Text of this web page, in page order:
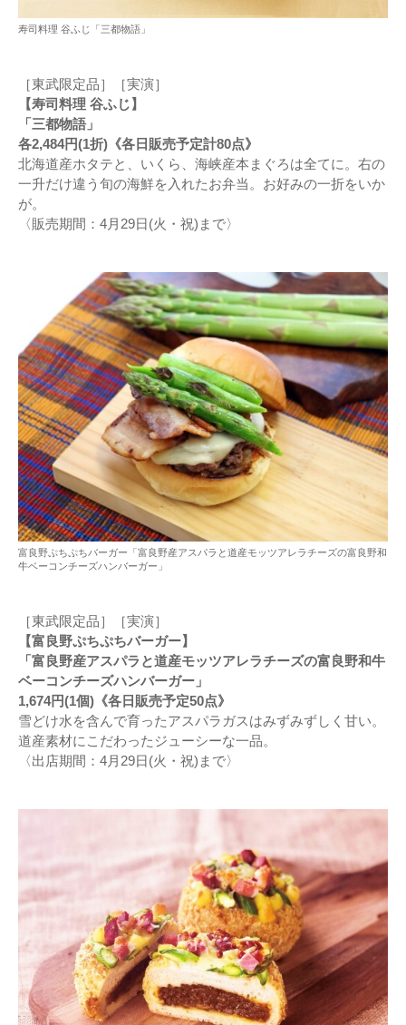
寿司料理 谷ふじ「三都物語」
［東武限定品］［実演］
【寿司料理 谷ふじ】
「三都物語」
各2,484円(1折)《各日販売予定計80点》
北海道産ホタテと、いくら、海峡産本まぐろは全てに。右の
一升だけ違う旬の海鮮を入れたお弁当。お好みの一折をいか
が。
〈販売期間：4月29日(火・祝)まで〉
富良野ぷちぷちバーガー「富良野産アスパラと道産モッツアレラチーズの富良野和
牛ベーコンチーズハンバーガー」
［東武限定品］［実演］
【富良野ぷちぷちバーガー】
「富良野産アスパラと道産モッツアレラチーズの富良野和牛
ベーコンチーズハンバーガー」
1,674円(1個)《各日販売予定50点》
雪どけ水を含んで育ったアスパラガスはみずみずしく甘い。
道産素材にこだわったジューシーな一品。
〈出店期間：4月29日(火・祝)まで〉